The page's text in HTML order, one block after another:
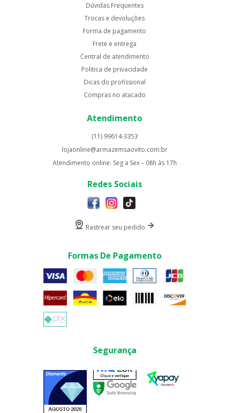
Dúvidas Frequentes
Trocas e devoluções
Forma de pagamento
Frete e entrega
Central de atendimento
Politica de privacidade
Dicas do profissional
Compras no atacado
Atendimento
(11) 99614-3353
lojaonline@armazemsaovito.com.br
Atendimento online: Seg a Sex – 08h às 17h
Redes Sociais
Rastrear seu pedido
Formas De Pagamento
Segurança